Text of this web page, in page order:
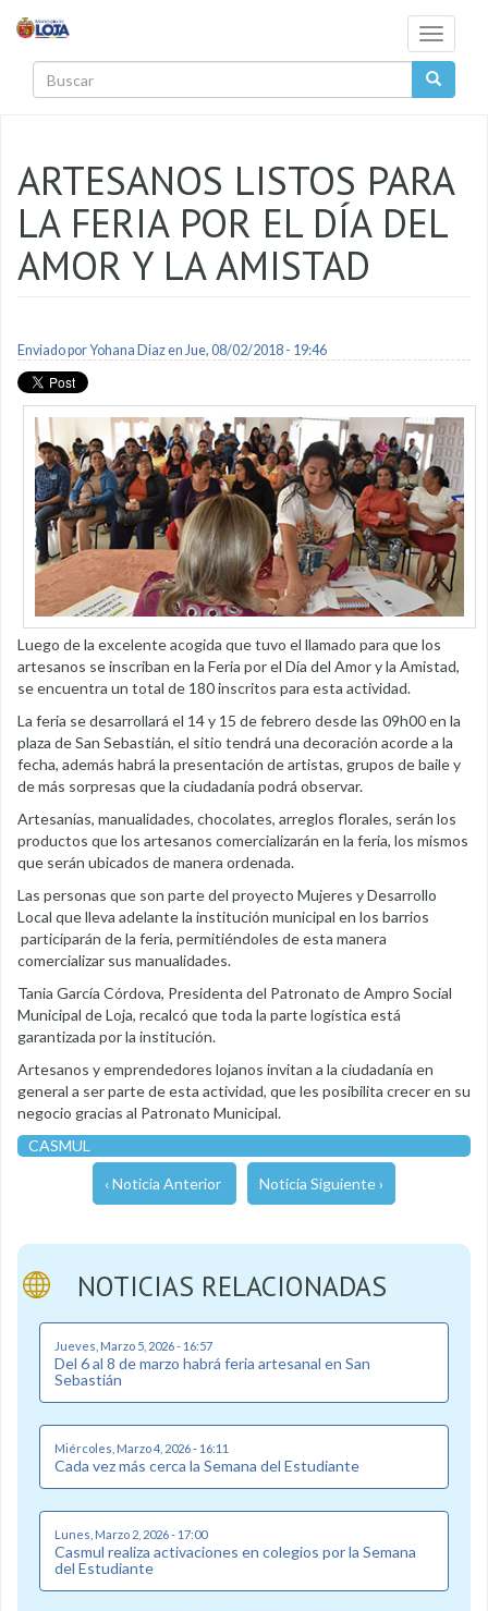
Toggle
ARTESANOS LISTOS PARA
LA FERIA POR EL DÍA DEL
AMOR Y LA AMISTAD
Enviado porYohana Diazen Jue, 08/02/2018 - 19:46
Luego de la excelente acogida que tuvo el llamado para que los
artesanos se inscriban en la Feria por el Día del Amor y la Amistad,
se encuentra un total de 180 inscritos para esta actividad.
La feria se desarrollará el 14 y 15 de febrero desde las 09h00 en la
plaza de San Sebastián, el sitio tendrá una decoración acorde a la
fecha, además habrá la presentación de artistas, grupos de baile y
de más sorpresas que la ciudadanía podrá observar.
Artesanías, manualidades, chocolates, arreglos florales, serán los
productos que los artesanos comercializarán en la feria, los mismos
que serán ubicados de manera ordenada.
Las personas que son parte del proyecto Mujeres y Desarrollo
Local que lleva adelante la institución municipal en los barrios
participarán de la feria, permitiéndoles de esta manera
comercializar sus manualidades.
Tania García Córdova, Presidenta del Patronato de Ampro Social
Municipal de Loja, recalcó que toda la parte logística está
garantizada por la institución.
Artesanos y emprendedores lojanos invitan a la ciudadanía en
general a ser parte de esta actividad, que les posibilita crecer en su
negocio gracias al Patronato Municipal.
CASMUL
‹ Noticia Anterior Noticia Siguiente ›
NOTICIAS RELACIONADAS
Jueves, Marzo 5, 2026 - 16:57
Del 6 al 8 de marzo habrá feria artesanal en San
Sebastián
Miércoles, Marzo 4, 2026 - 16:11
Cada vez más cerca la Semana del Estudiante
Lunes, Marzo 2, 2026 - 17:00
Casmul realiza activaciones en colegios por la Semana
del Estudiante